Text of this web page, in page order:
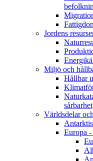
Jordens
Miljö och
Hållbar
sårbarhet
Världsdelar
Europa